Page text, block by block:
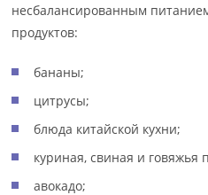
несбалансированным
продуктов:
бананы;
цитрусы;
блюда китайской кухни;
куриная, свиная и говяжья
авокадо;